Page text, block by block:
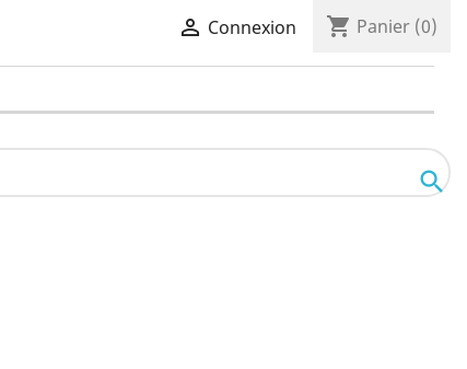
 Connexion shopping_cart Panier (0)
